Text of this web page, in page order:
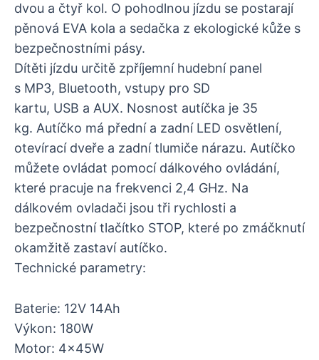
dvou a čtyř kol. O pohodlnou jízdu se postarají
pěnová EVA kola a sedačka z ekologické kůže s
bezpečnostními pásy.
Dítěti jízdu určitě zpříjemní hudební panel
s MP3, Bluetooth, vstupy pro SD
kartu, USB a AUX. Nosnost autíčka je 35
kg. Autíčko má přední a zadní LED osvětlení,
otevírací dveře a zadní tlumiče nárazu. Autíčko
můžete ovládat pomocí dálkového ovládání,
které pracuje na frekvenci 2,4 GHz. Na
dálkovém ovladači jsou tři rychlosti a
bezpečnostní tlačítko STOP, které po zmáčknutí
okamžitě zastaví autíčko.
Technické parametry:
Baterie: 12V 14Ah
Výkon: 180W
Motor: 4x45W